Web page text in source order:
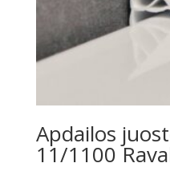
Apdailos
11/1100